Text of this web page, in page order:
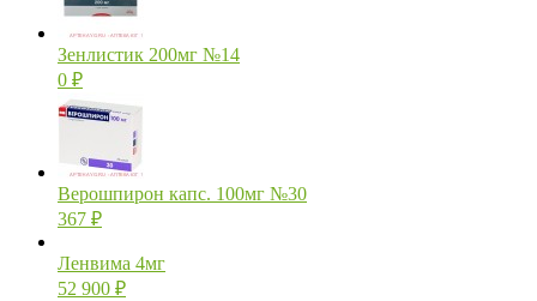
Зенлистик 200мг №14
0 ₽
Верошпирон капс. 100мг №30
367 ₽
Ленвима 4мг
52 900 ₽